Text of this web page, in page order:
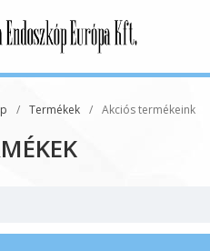
/ Termékek / Akciós termékeink